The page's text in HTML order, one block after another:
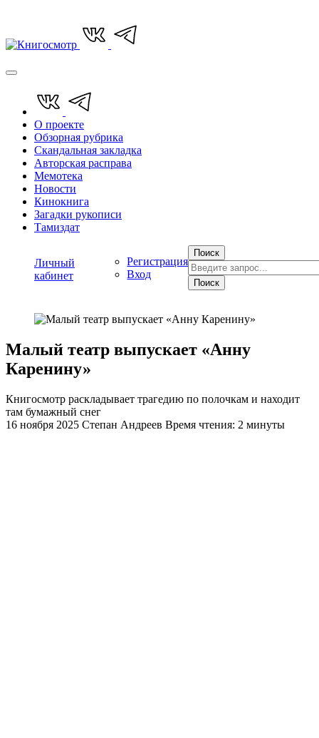
О проекте
Обзорная рубрика
Скандальная закладка
Авторская расправа
Мемотека
Новости
Кинокнига
Загадки рукописи
Тамиздат
Личный
кабинет
Регистрация
Вход
Поиск
Поиск
Малый театр выпускает «Анну
Каренину»
Книгосмотр раскладывает трагедию по полочкам и находит
там бумажный снег
16 ноября 2025 Степан Андреев Время чтения: 2 минуты